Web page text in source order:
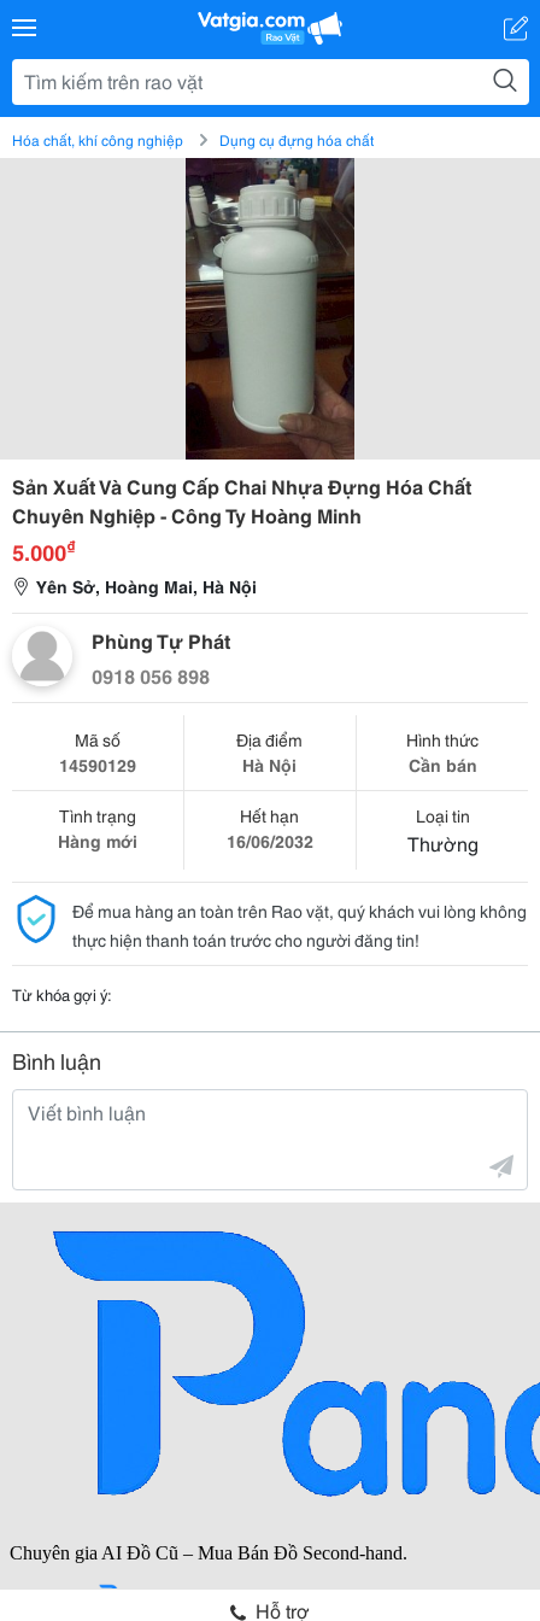
Hóa chất, khí công nghiệp Dụng cụ đựng hóa chất
Sản Xuất Và Cung Cấp Chai Nhựa Đựng Hóa Chất
Chuyên Nghiệp - Công Ty Hoàng Minh
5.000₫
Yên Sở, Hoàng Mai, Hà Nội
Phùng Tự Phát
0918 056 898
Mã số
14590129
Địa điểm
Hà Nội
Hình thức
Cần bán
Tình trạng
Hàng mới
Hết hạn
16/06/2032
Loại tin
Thường
Để mua hàng an toàn trên Rao vặt, quý khách vui lòng không
thực hiện thanh toán trước cho người đăng tin!
Từ khóa gợi ý:
Bình luận
Hỗ trợ